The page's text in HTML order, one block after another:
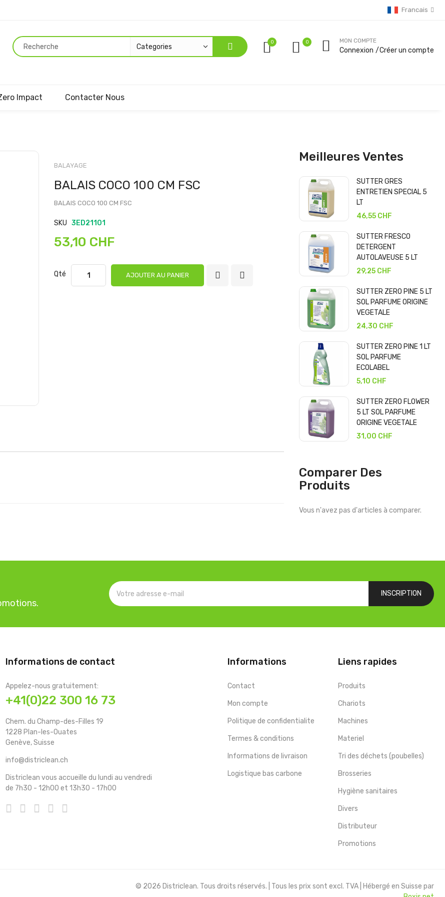
Francais
0 MON COMPTE
Connexion Créer un compte
Impact Contacter Nous
Passer
Galerie
d’images
BALAYAGE
BALAIS COCO 100 CM FSC
BALAIS COCO 100 CM FSC
SKU 3ED21101
53,10 CHF
Qté AJOUTER AU PANIER
Meilleures Ventes
SUTTER GRES
ENTRETIEN SPECIAL 5
LT
46,55 CHF
SUTTER FRESCO
DETERGENT
AUTOLAVEUSE 5 LT
29,25 CHF
SUTTER ZERO PINE 5 LT
SOL PARFUME ORIGINE
VEGETALE
24,30 CHF
SUTTER ZERO PINE 1 LT
SOL PARFUME
ECOLABEL
5,10 CHF
SUTTER ZERO FLOWER
5 LT SOL PARFUME
ORIGINE VEGETALE
31,00 CHF
Comparer Des
Produits
Vous n'avez pas d'articles à comparer.
INSCRIPTION
Informations de contact
Appelez-nous gratuitement:
+41(0)22 300 16 73
Chem. du Champ-des-Filles 19
1228 Plan-les-Ouates
Genève, Suisse
info@districlean.ch
Districlean vous accueille du lundi au vendredi
de 7h30 - 12h00 et 13h30 - 17h00
Informations
Contact
Mon compte
Politique de confidentialite
Termes & conditions
Informations de livraison
Logistique bas carbone
Liens rapides
Produits
Chariots
Machines
Materiel
Tri des déchets (poubelles)
Brosseries
Hygiène sanitaires
Divers
Distributeur
Promotions
© 2026 Districlean. Tous droits réservés. | Tous les prix sont excl. TVA | Hébergé en Suisse par